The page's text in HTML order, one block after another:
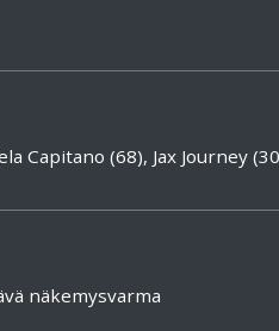
(68), Jax Journey
näkemysvarma